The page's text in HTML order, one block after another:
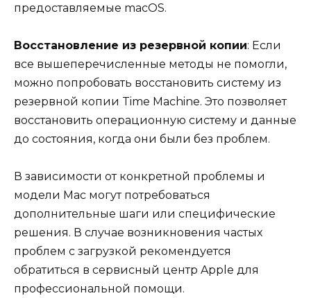
предоставляемые macOS.
Восстановление из резервной копии: Если
все вышеперечисленные методы не помогли,
можно попробовать восстановить систему из
резервной копии Time Machine. Это позволяет
восстановить операционную систему и данные
до состояния, когда они были без проблем.
В зависимости от конкретной проблемы и
модели Mac могут потребоваться
дополнительные шаги или специфические
решения. В случае возникновения частых
проблем с загрузкой рекомендуется
обратиться в сервисный центр Apple для
профессиональной помощи.